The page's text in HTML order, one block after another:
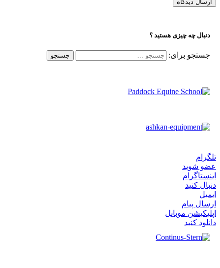
دنبال چه چیزی هستید ؟
جستجو برای:
تلگرام
عضو شوید
اینستاگرام
دنبال کنید
ایمیل
ارسال پیام
اپلیکیشن موبایل
دانلود کنید